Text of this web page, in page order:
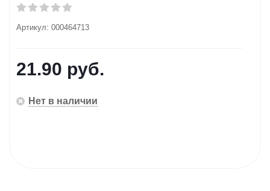
Артикул: 000464713
21.90 руб.
Нет в наличии